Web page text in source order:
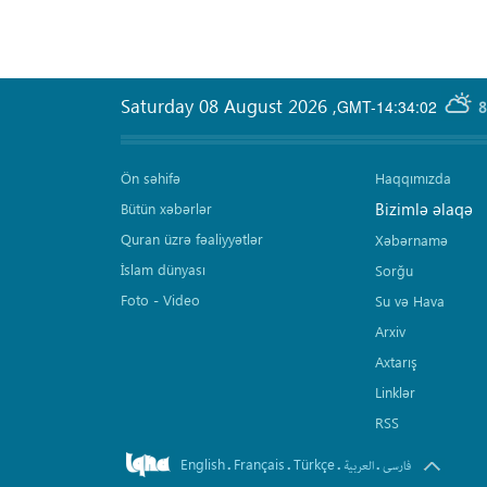
GMT-14:34:02
Saturday 08 August 2026 ,
Ön səhifə
Bütün xəbərlər
Quran üzrə fəaliyyətlər
İslam dünyası
Foto - Video
Haqqımızda
Bizimlə əlaqə
Xəbərnamə
Sorğu
Su və Hava
Arxiv
Axtarış
Linklər
RSS
English. Français.Türkçe. العربیة.فارسی